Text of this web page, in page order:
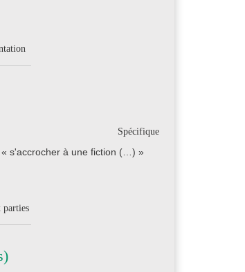
Spécifique
s'accrocher à une fiction (…) »
parties